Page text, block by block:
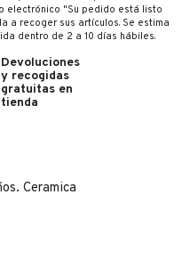
electrónico "Su pedido está listo
a recoger sus artículos. Se estima
dentro de 2 a 10 días hábiles.
Devoluciones
y recogidas
gratuitas en
tienda
Ceramica